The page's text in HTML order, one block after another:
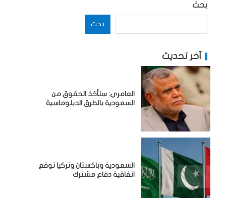
بحث
بحث
آخر تحديث
العامري: سنأخذ الحقوق من
السعودية بالطرق الدبلوماسية
السعودية وباكستان وتركيا توقع
اتفاقية دفاع مشترك